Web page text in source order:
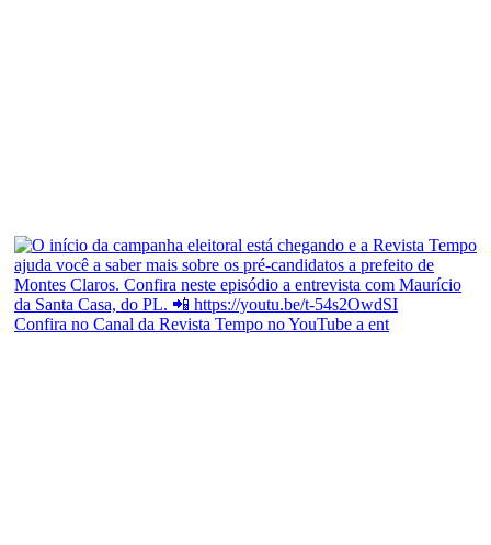
Confira no Canal da Revista Tempo no YouTube a ent